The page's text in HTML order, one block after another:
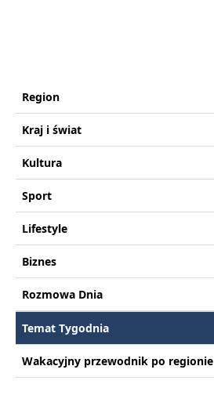
Region
Kraj i świat
Kultura
Sport
Lifestyle
Biznes
Rozmowa Dnia
Temat Tygodnia
Wakacyjny przewodnik po regionie